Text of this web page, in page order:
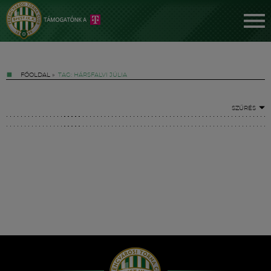
FŐOLDAL » TAG: HÁRSFALVI JÚLIA
SZŰRÉS
Hírek